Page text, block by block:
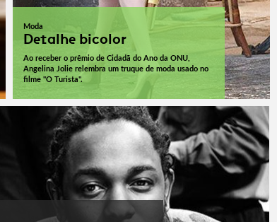
Moda
Detalhe bicolor
Ao receber o prêmio de Cidadã do Ano da ONU,
Angelina Jolie relembra um truque de moda usado no
filme "O Turista".